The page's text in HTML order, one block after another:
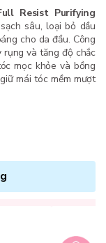
Resist Purifying
sâu, loại bỏ dầu
cho da đầu. Công
và tăng độ chắc
mọc khỏe và bồng
mái tóc mềm mượt